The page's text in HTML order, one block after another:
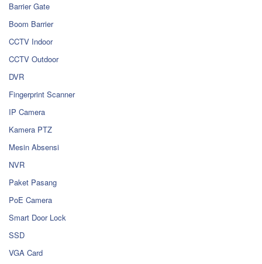
Barrier Gate
Boom Barrier
CCTV Indoor
CCTV Outdoor
DVR
Fingerprint Scanner
IP Camera
Kamera PTZ
Mesin Absensi
NVR
Paket Pasang
PoE Camera
Smart Door Lock
SSD
VGA Card